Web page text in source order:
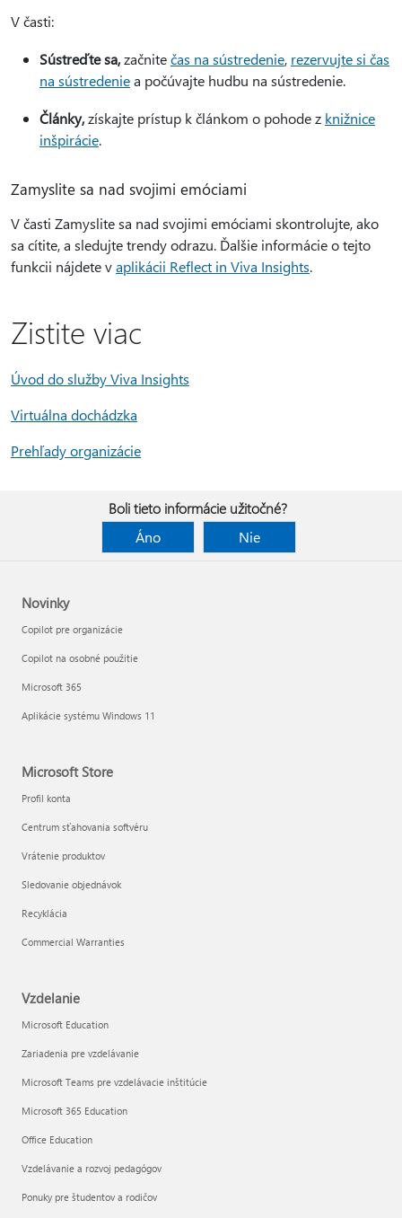
V časti:
Sústreďte sa,začnitečas na sústredenie, rezervujte si čas
na sústredeniea počúvajte hudbu na sústredenie.
Články,získajte prístup k článkom o pohode z knižnice
inšpirácie.
Zamyslite sa nad svojimi emóciami
V časti Zamyslite sa nad svojimi emóciami skontrolujte, ako
sa cítite, a sledujte trendy odrazu. Ďalšie informácie o tejto
funkcii nájdete vaplikácii Reflect in Viva Insights.
Zistite viac
Úvod do služby Viva Insights
Virtuálna dochádzka
Prehľady organizácie
Boli tieto informácie užitočné?
Áno
Nie
Novinky
Copilot pre organizácie
Copilot na osobné použitie
Microsoft 365
Aplikácie systému Windows 11
Microsoft Store
Profil konta
Centrum sťahovania softvéru
Vrátenie produktov
Sledovanie objednávok
Recyklácia
Commercial Warranties
Vzdelanie
Microsoft Education
Zariadenia pre vzdelávanie
Microsoft Teams pre vzdelávacie inštitúcie
Microsoft 365 Education
Office Education
Vzdelávanie a rozvoj pedagógov
Ponuky pre študentov a rodičov